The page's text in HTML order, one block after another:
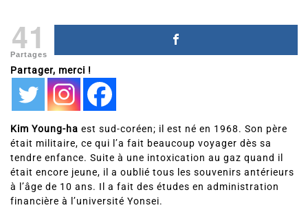
41
Partages
Partager, merci !
Kim Young-ha est sud-coréen; il est né en 1968. Son père
était militaire, ce qui l’a fait beaucoup voyager dès sa
tendre enfance. Suite à une intoxication au gaz quand il
était encore jeune, il a oublié tous les souvenirs antérieurs
à l’âge de 10 ans. Il a fait des études en administration
financière à l’université Yonsei.